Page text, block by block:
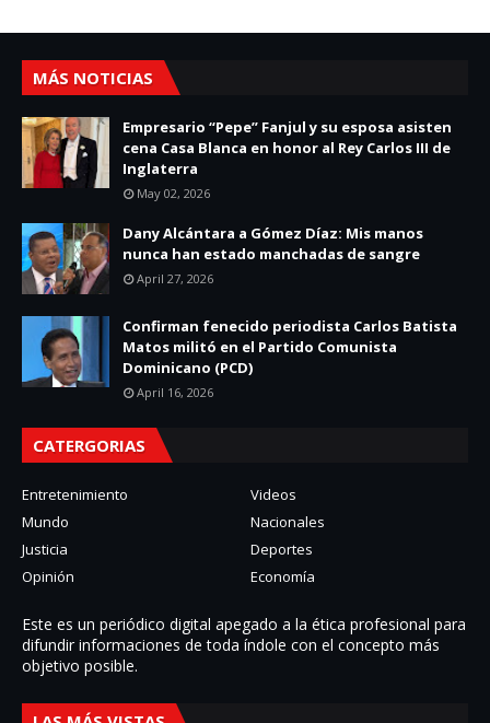
MÁS NOTICIAS
Empresario “Pepe” Fanjul y su esposa asisten
cena Casa Blanca en honor al Rey Carlos III de
Inglaterra
May 02, 2026
Dany Alcántara a Gómez Díaz: Mis manos
nunca han estado manchadas de sangre
April 27, 2026
Confirman fenecido periodista Carlos Batista
Matos militó en el Partido Comunista
Dominicano (PCD)
April 16, 2026
CATERGORIAS
Entretenimiento
Videos
Mundo
Nacionales
Justicia
Deportes
Opinión
Economía
Este es un periódico digital apegado a la ética profesional para
difundir informaciones de toda í­ndole con el concepto más
objetivo posible.